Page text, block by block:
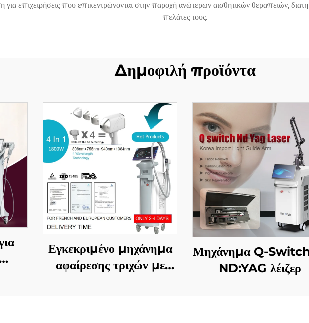
για επιχειρήσεις που επικεντρώνονται στην παροχή ανώτερων αισθητικών θεραπειών,
πελάτες τους.
Δημοφιλή προϊόντα
Εγκεκριμένο μηχάνημα
αφαίρεσης τριχών με
Μηχάνημα Q-
ND:YAG λέιζερ